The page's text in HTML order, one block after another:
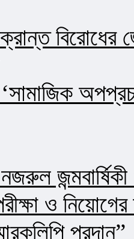
বিরোধের
‘সামাজিক
নজরুল
ও
প্রদান”